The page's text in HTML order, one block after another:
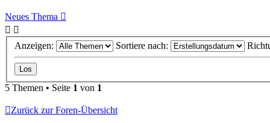
Neues Thema
Anzeigen: Sortiere nach:
5 Themen • Seite 1 von 1
Zurück zur Foren-Übersicht